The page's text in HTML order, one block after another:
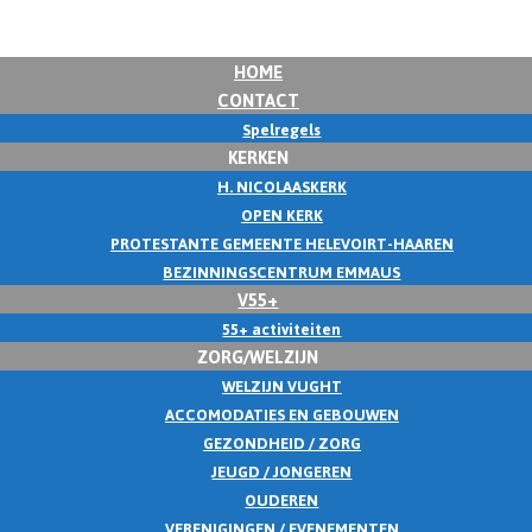
HOME
CONTACT
Spelregels
KERKEN
H. NICOLAASKERK
OPEN KERK
PROTESTANTE GEMEENTE HELEVOIRT-HAAREN
BEZINNINGSCENTRUM EMMAUS
V55+
55+ activiteiten
ZORG/WELZIJN
WELZIJN VUGHT
ACCOMODATIES EN GEBOUWEN
GEZONDHEID / ZORG
JEUGD / JONGEREN
OUDEREN